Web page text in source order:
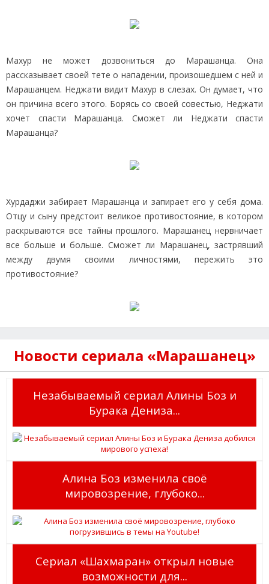
Махур не может дозвониться до Марашанца. Она
рассказывает своей тете о нападении, произошедшем с ней и
Марашанцем. Неджати видит Махур в слезах. Он думает, что
он причина всего этого. Борясь со своей совестью, Неджати
хочет спасти Марашанца. Сможет ли Неджати спасти
Марашанца?
Хурдаджи забирает Марашанца и запирает его у себя дома.
Отцу и сыну предстоит великое противостояние, в котором
раскрываются все тайны прошлого. Марашанец нервничает
все больше и больше. Сможет ли Марашанец, застрявший
между двумя своими личностями, пережить это
противостояние?
Новости сериала «Марашанец»
Незабываемый сериал Алины Боз и
Бурака Дениза...
Алина Боз изменила своё
мировозрение, глубоко...
Сериал «Шахмаран» открыл новые
возможности для...